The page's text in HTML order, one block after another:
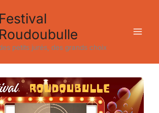
Festival
Roudoubulle
petits jurés, des grands choix